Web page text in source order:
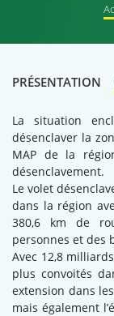
PRÉSENTATION
La situation
désenclaver la
MAP de la
désenclavement.
Le volet
dans la région
380,6 km de
personnes et des
Avec 12,8
plus convoités
extension dans
mais également